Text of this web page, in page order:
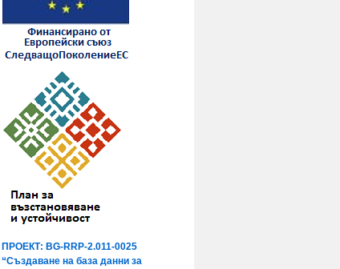
ПРОЕКТ: BG-RRP-2.011-0025
“Създаване на база данни за